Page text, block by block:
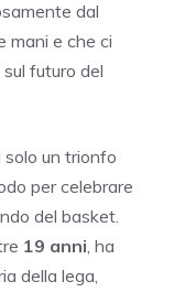
dal
mani e che ci
futuro del
un trionfo
per celebrare
del basket.
19 anni , ha
della lega,